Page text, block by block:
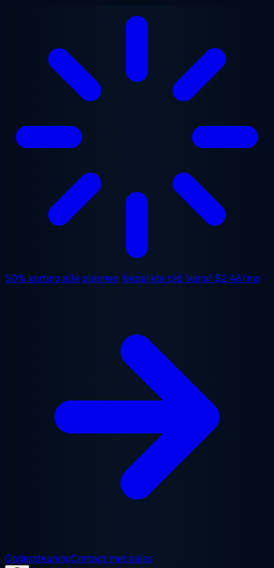
50% korting alle plannen, beperkte tijd. Vanaf$2.48/mo
OndersteuningContact met sales